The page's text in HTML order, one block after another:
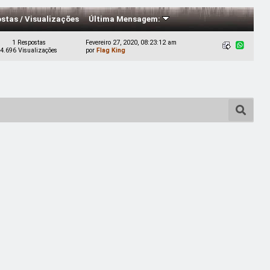
/Visualizações Última Mensagem:
1 Respostas
4.696 Visualizações
Fevereiro 27, 2020, 08:23:12 am
por Flag King